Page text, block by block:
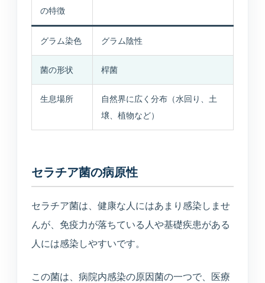
の特徴
グラム染色 グラム陰性
菌の形状 桿菌
生息場所
自然界に広く分布（水回り、土
壌、植物など）
セラチア菌の病原性
セラチア菌は、健康な人にはあまり感染しませ
んが、免疫力が落ちている人や基礎疾患がある
人には感染しやすいです。
この菌は、病院内感染の原因菌の一つで、医療